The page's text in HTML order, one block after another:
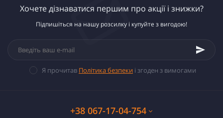
Хочете дізнаватися першим про акції і знижки?
Підпишіться на нашу розсилку і купуйте з вигодою!
Я прочитав Політика безпеки і згоден з вимогами
+38 067-17-04-754